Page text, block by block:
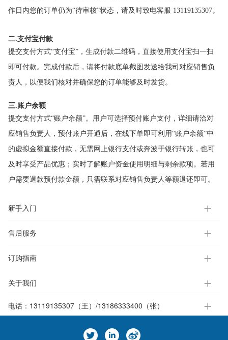
作日内您的订单仍为“待审核”状态，请及时致电客服 13119135307。
二.支付宝付款
提交支付方式“支付宝”，生成付款二维码，直接使用支付宝扫一扫
即可付款。完成付款后，请将付款底单截图发送给我司对应销售负
责人，以便我们核对并确保您的订单能够及时发货。
三.账户余额
提交支付方式“账户余额”。用户可选择预付账户支付，详细请洽对
应销售负责人，预付账户开通后，在线下单即可利用“账户余额”中
的虚拟金额直接付款，无需网上银行支付或奔波于银行转账，也可
及时享受产品优惠；实时了解账户资金使用明细与剩余款项。若用
户需要退款预付款金额，只需联系对应销售负责人等额退还即可。
新手入门
售后服务
订购指南
关于我们
电话： 13119135307（王）/13186333400（张）